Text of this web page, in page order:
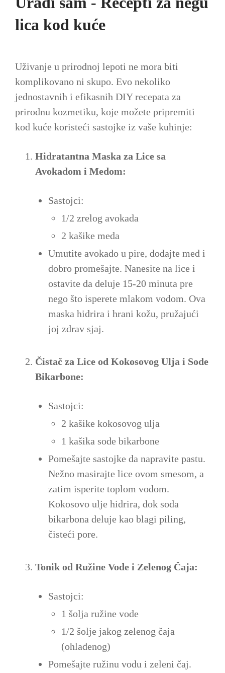
lica kod kuće
Uživanje u prirodnoj lepoti ne mora biti
komplikovano ni skupo. Evo nekoliko
jednostavnih i efikasnih DIY recepata za
prirodnu kozmetiku, koje možete pripremiti
kod kuće koristeći sastojke iz vaše kuhinje:
Hidratantna Maska za Lice sa
Avokadom i Medom:
Sastojci:
1/2 zrelog avokada
2 kašike meda
Umutite avokado u pire, dodajte med i
dobro promešajte. Nanesite na lice i
ostavite da deluje 15-20 minuta pre
nego što isperete mlakom vodom. Ova
maska hidrira i hrani kožu, pružajući
joj zdrav sjaj.
Čistač za Lice od Kokosovog Ulja i Sode
Bikarbone:
Sastojci:
2 kašike kokosovog ulja
1 kašika sode bikarbone
Pomešajte sastojke da napravite pastu.
Nežno masirajte lice ovom smesom, a
zatim isperite toplom vodom.
Kokosovo ulje hidrira, dok soda
bikarbona deluje kao blagi piling,
čisteći pore.
Tonik od Ružine Vode i Zelenog Čaja:
Sastojci:
1 šolja ružine vode
1/2 šolje jakog zelenog čaja
(ohlađenog)
Pomešajte ružinu vodu i zeleni čaj.